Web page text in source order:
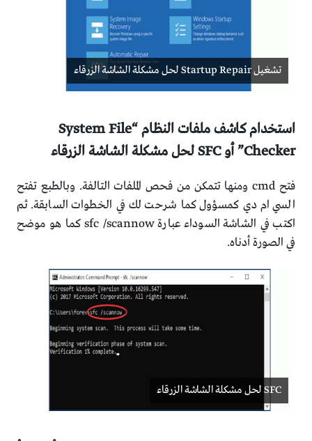
تشغيل Startup Repair لحل مشكلة الشاشة الزرقاء
استخدام كاشف ملفات النظام “System File
Checker” أو SFC لحل مشكلة الشاشة الزرقاء
فتح cmd ومنها تتمكن من فحص الملفات التالفة. وبالطبع تفتح
السي ام دي كمسؤول كما شرحت لك في الخطوات السابقة. ثم
اكتب في الشاشة السوداء عبارة sfc /scannow كما هو موضح
في الصورة أدناه.
SFC لحل مشكلة الشاشة الزرقاء